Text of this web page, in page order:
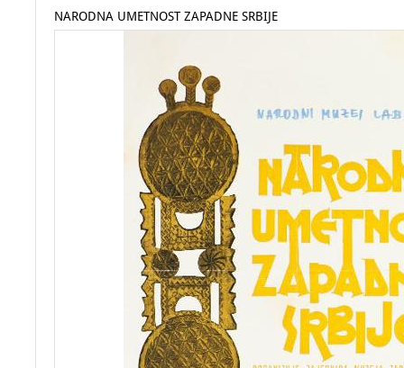
NARODNA UMETNOST ZAPADNE SRBIJE